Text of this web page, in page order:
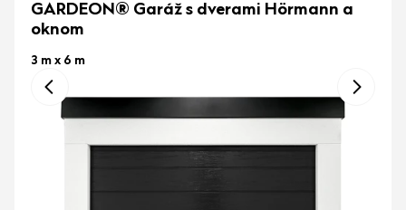
GARDEON® Garáž s dverami Hörmann a
oknom
3 m x 6 m